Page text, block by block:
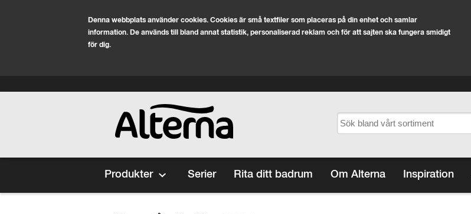
Denna webbplats använder cookies. Cookies är små textfiler som placeras på din enhet och samlar
information. De används till bland annat statistik, personaliserad reklam och för att sajten ska fungera smidigt
för dig.
Category Produkter Serier Rita ditt badrum Om Alterna Inspiration